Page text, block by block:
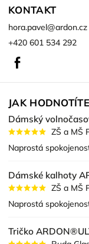
KONTAKT
hora.pavel@ardon.cz
+420 601 534 292
JAK
Dámský
ZŠ a MŠ
Naprostá
Dámské kalhoty
ZŠ a MŠ
Naprostá
Tričko